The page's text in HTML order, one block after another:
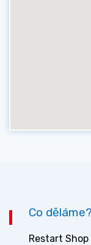
Co děláme?
Restart